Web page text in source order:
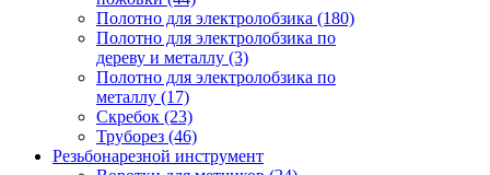
Полотно для электролобзика (180)
Полотно для электролобзика по
дереву и металлу (3)
Полотно для электролобзика по
металлу (17)
Скребок (23)
Труборез (46)
Резьбонарезной инструмент